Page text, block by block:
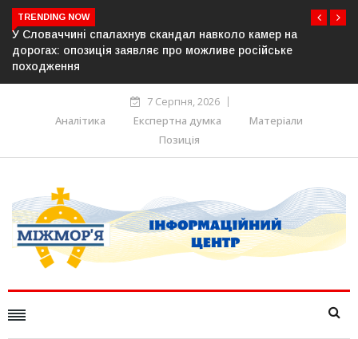
TRENDING NOW
У Молдові готують план дій на випадок припинення
постачання газу до Придністров’я
7 Серпня, 2026
Аналітика
Експертна думка
Матеріали
Позиція